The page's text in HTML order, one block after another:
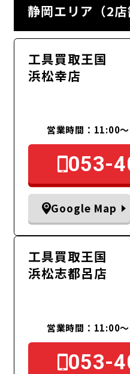
静岡エリア（2店
工具買取王国
浜松幸店
営業時間：11:00
053-
Google Map
工具買取王国
浜松志都呂店
営業時間：11:00
053-